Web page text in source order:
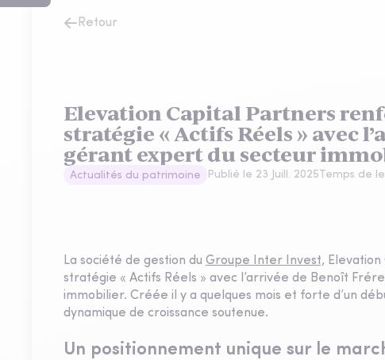
Retour
Elevation Capital Partners
stratégie « Actifs Réels » avec
gérant expert du secteur
Actualités du patrimoine Publié le 23 Juill. 2025Temps de
La société de gestion du Groupe Inter Invest,
stratégie « Actifs Réels » avec l’arrivée de Benoît
immobilier. Créée il y a quelques mois et forte d’un
dynamique de croissance soutenue.
Un positionnement unique sur le